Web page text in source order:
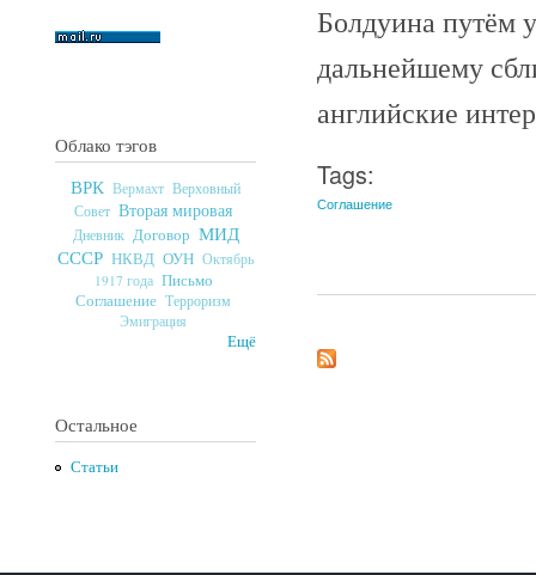
Облако тэгов
ВРК Вермахт Верховный
Совет Вторая мировая
Дневник Договор МИД
СССР НКВД ОУН Октябрь
1917 года Письмо
Соглашение Терроризм
Эмиграция
Ещё
Остальное
Статьи
Болдуина путём
дальнейшему
английские
Tags:
Соглашение